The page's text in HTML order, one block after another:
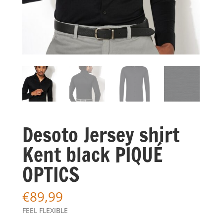
Desoto Jersey shirt
Kent black PIQUÉ
OPTICS
€89,99
FEEL FLEXIBLE